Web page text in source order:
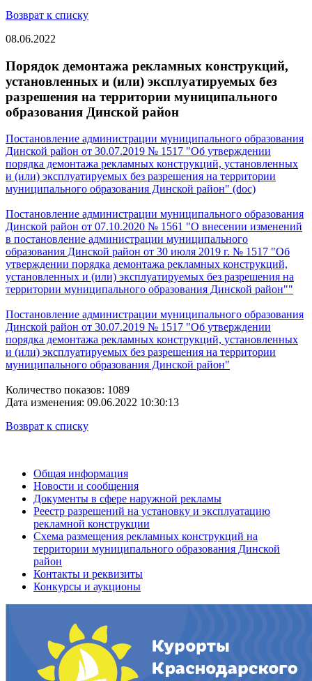
Возврат к списку
08.06.2022
Порядок демонтажа рекламных конструкций,
установленных и (или) эксплуатируемых без
разрешения на территории муниципального
образования Динской район
Постановление администрации муниципального образования
Динской район от 30.07.2019 № 1517 "Об утверждении
порядка демонтажа рекламных конструкций, установленных
и (или) эксплуатируемых без разрешения на территории
муниципального образования Динской район" (doc)
Постановление администрации муниципального образования
Динской район от 07.10.2020 № 1561 "О внесении изменений
в постановление администрации муниципального
образования Динской район от 30 июля 2019 г. № 1517 "Об
утверждении порядка демонтажа рекламных конструкций,
установленных и (или) эксплуатируемых без разрешения на
территории муниципального образования Динской район""
Постановление администрации муниципального образования
Динской район от 30.07.2019 № 1517 "Об утверждении
порядка демонтажа рекламных конструкций, установленных
и (или) эксплуатируемых без разрешения на территории
муниципального образования Динской район"
Количество показов: 1089
Дата изменения: 09.06.2022 10:30:13
Возврат к списку
Общая информация
Новости и сообщения
Документы в сфере наружной рекламы
Реестр разрешений на установку и эксплуатацию
рекламной конструкции
Схема размещения рекламных конструкций на
территории муниципального образования Динской
район
Контакты и реквизиты
Конкурсы и аукционы